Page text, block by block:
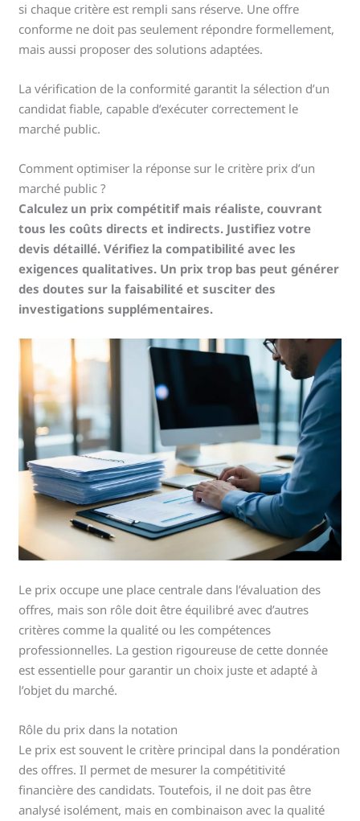
si chaque critère est rempli sans réserve. Une offre
conforme ne doit pas seulement répondre formellement,
mais aussi proposer des solutions adaptées.
La vérification de la conformité garantit la sélection d’un
candidat fiable, capable d’exécuter correctement le
marché public.
Comment optimiser la réponse sur le critère prix d’un
marché public ?
Calculez un prix compétitif mais réaliste, couvrant
tous les coûts directs et indirects. Justifiez votre
devis détaillé. Vérifiez la compatibilité avec les
exigences qualitatives. Un prix trop bas peut générer
des doutes sur la faisabilité et susciter des
investigations supplémentaires.
Le prix occupe une place centrale dans l’évaluation des
offres, mais son rôle doit être équilibré avec d’autres
critères comme la qualité ou les compétences
professionnelles. La gestion rigoureuse de cette donnée
est essentielle pour garantir un choix juste et adapté à
l’objet du marché.
Rôle du prix dans la notation
Le prix est souvent le critère principal dans la pondération
des offres. Il permet de mesurer la compétitivité
financière des candidats. Toutefois, il ne doit pas être
analysé isolément, mais en combinaison avec la qualité